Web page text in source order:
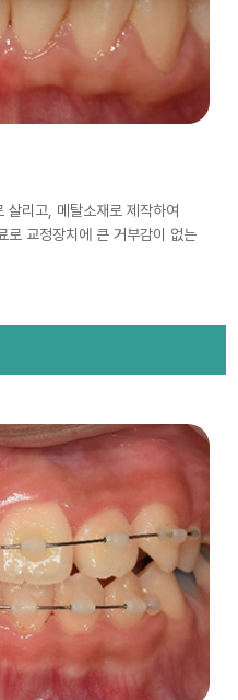
살리고, 메탈소재로 제작하여
로 교정장치에 큰 거부감이 없는